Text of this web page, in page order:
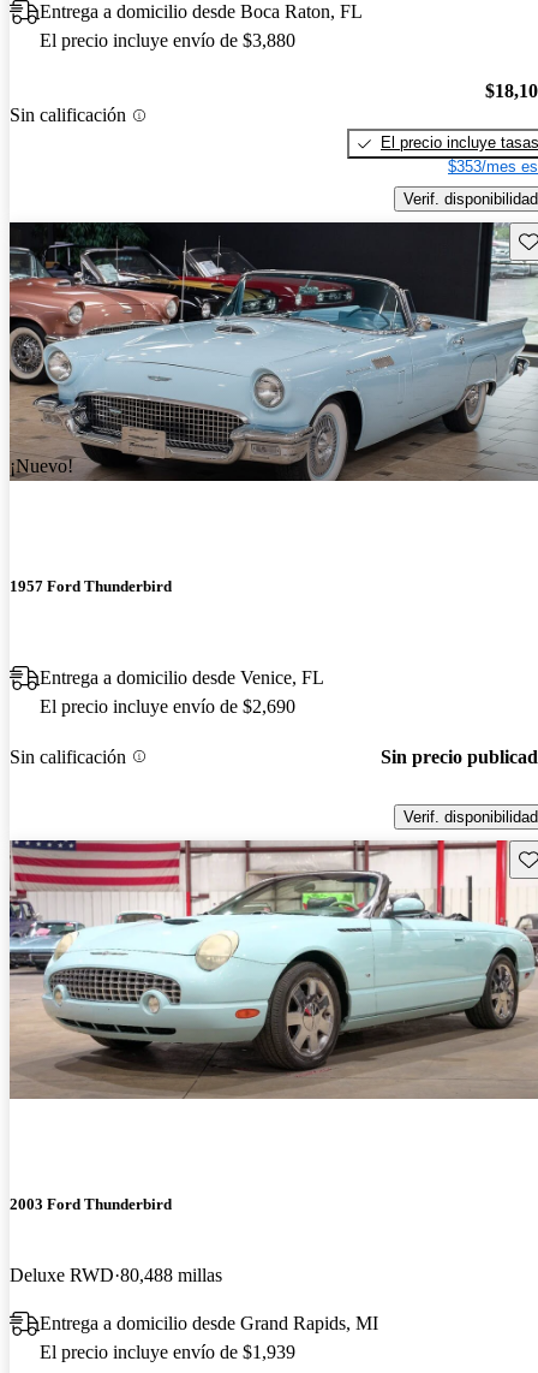
Entrega a domicilio desde Boca Raton, FL
El precio incluye envío de $3,880
Sin calificación
El precio incluye tasas
$353/mes
Verif. disponibilidad
¡Nuevo!
1957 Ford Thunderbird
Entrega a domicilio desde Venice, FL
El precio incluye envío de $2,690
Sin calificación Sin precio
Verif. disponibilidad
2003 Ford Thunderbird
Deluxe RWD 80,488 millas
Entrega a domicilio desde Grand Rapids, MI
El precio incluye envío de $1,939